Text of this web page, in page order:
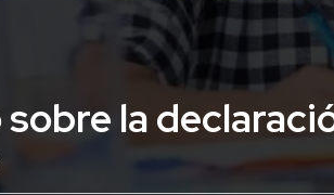
sobre la